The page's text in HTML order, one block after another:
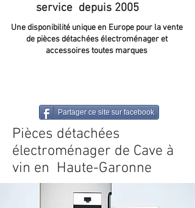
service depuis 2005
Une disponibilité unique en Europe pour la vente
de pièces détachées électroménager et
accessoires toutes marques
Partager ce site sur facebook
Pièces détachées
électroménager de Cave à
vin en Haute-Garonne